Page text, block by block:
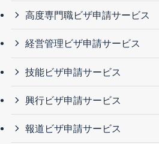
高度専門職ビザ申請サービス
経営管理ビザ申請サービス
技能ビザ申請サービス
興行ビザ申請サービス
報道ビザ申請サービス